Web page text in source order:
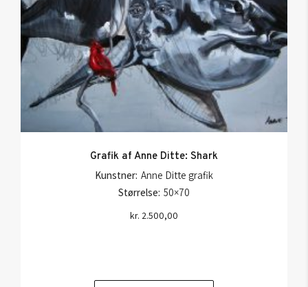
Grafik af Anne Ditte: Shark
Kunstner: Anne Ditte grafik
Størrelse: 50×70
kr. 2.500,00